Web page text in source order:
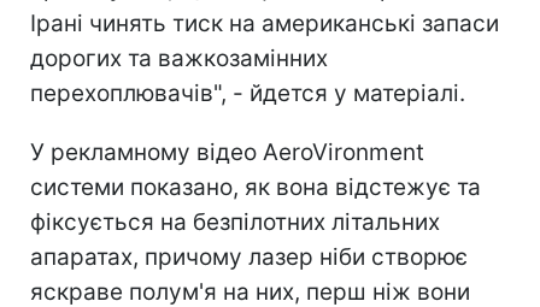
Ірані чинять тиск на американські запаси
дорогих та важкозамінних
перехоплювачів", - йдется у матеріалі.
У рекламному відео AeroVironment
системи показано, як вона відстежує та
фіксується на безпілотних літальних
апаратах, причому лазер ніби створює
яскраве полум'я на них, перш ніж вони